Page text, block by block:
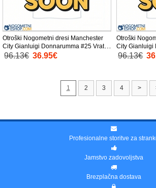
Otroški Nogometni dresi Manchester
City Gianluigi Donnarumma #25 Vratar
Gostujoči 2025-26 Kratek Rokav (+
96.13€ 36.95€
Otroški
City Gianluigi
Tretji 2025-26
96.13€
1 2 3 4 >
Profesionalne storitve za
Jamstvo zadovoljstva
Brezplačna dostava